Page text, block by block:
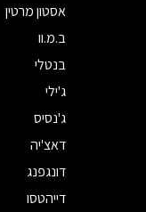
אסטון מרטין
ב.מ.וו
בנטלי
ג'ילי
ג'נסיס
דאצ'יה
דונגפנג
דייהטסו